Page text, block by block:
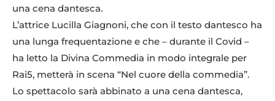
una cena dantesca.
L’attrice Lucilla Giagnoni, che con il testo dantesco ha
una lunga frequentazione e che – durante il Covid –
ha letto la Divina Commedia in modo integrale per
Rai5, metterà in scena “Nel cuore della commedia”.
Lo spettacolo sarà abbinato a una cena dantesca,